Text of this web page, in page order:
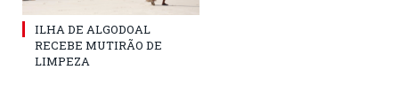
ILHA DE ALGODOAL
RECEBE MUTIRÃO DE
LIMPEZA